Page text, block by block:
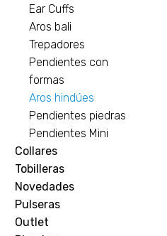
Ear Cuffs
Aros bali
Trepadores
Pendientes con
formas
Aros hindúes
Pendientes piedras
Pendientes Mini
Collares
Tobilleras
Novedades
Pulseras
Outlet